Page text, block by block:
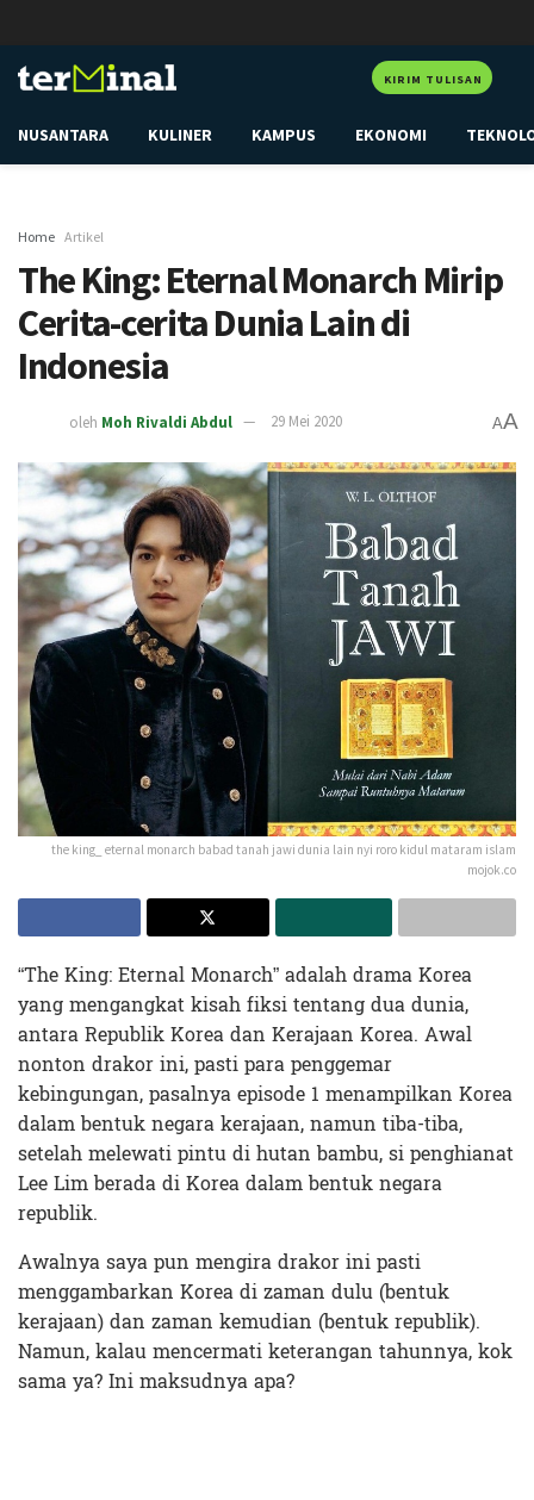
KIRIM TULISAN
NUSANTARA KULINER KAMPUS EKONOMI
Home Artikel
The King: Eternal Monarch Mirip
Cerita-cerita Dunia Lain di
Indonesia
oleh Moh Rivaldi Abdul 29 Mei 2020 AA
the king_ eternal monarch babad tanah jawi dunia lain nyi roro kidul mataram islam
mojok.co
“The King: Eternal Monarch” adalah drama Korea
yang mengangkat kisah fiksi tentang dua dunia,
antara Republik Korea dan Kerajaan Korea. Awal
nonton drakor ini, pasti para penggemar
kebingungan, pasalnya episode 1 menampilkan Korea
dalam bentuk negara kerajaan, namun tiba-tiba,
setelah melewati pintu di hutan bambu, si penghianat
Lee Lim berada di Korea dalam bentuk negara
republik.
Awalnya saya pun mengira drakor ini pasti
menggambarkan Korea di zaman dulu (bentuk
kerajaan) dan zaman kemudian (bentuk republik).
Namun, kalau mencermati keterangan tahunnya, kok
sama ya? Ini maksudnya apa?